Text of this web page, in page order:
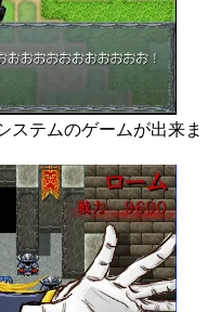
ステムのゲームが出来ま